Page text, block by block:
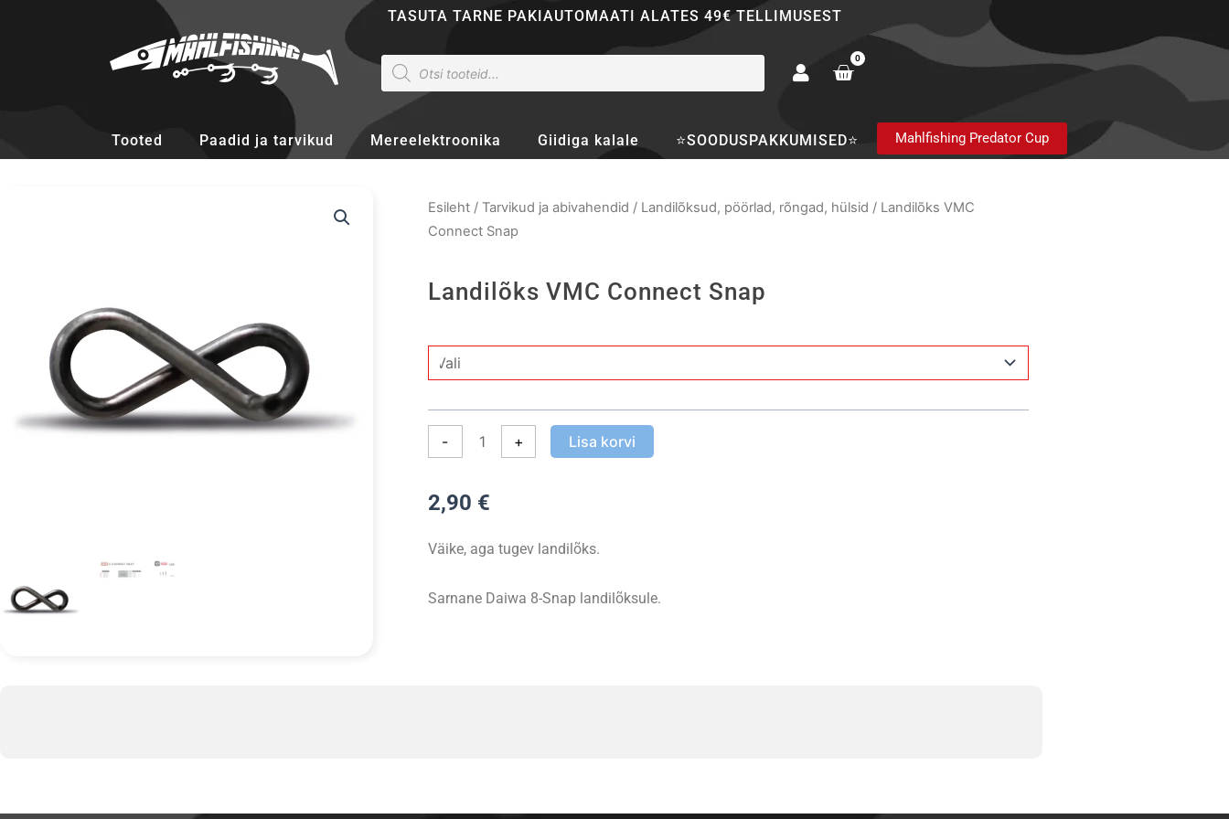
TASUTA TARNE PAKIAUTOMAATI ALATES 49€ TELLIMUSEST
Products
search
0
Cart
Tooted Paadid ja tarvikud Mereelektroonika Giidiga kalale ⭐SOODUSPAKKUMISED⭐ Mahlfishing Predator Cup
Esileht/ Tarvikud ja abivahendid / Landilõksud, pöörlad, rõngad, hülsid / Landilõks VMC
Connect Snap
Landilõks VMC Connect Snap
-
Landilõks
VMC
kogus
+ Lisa korvi
2,90 €
Väike, aga tugev landilõks.
Sarnane Daiwa 8-Snap landilõksule.